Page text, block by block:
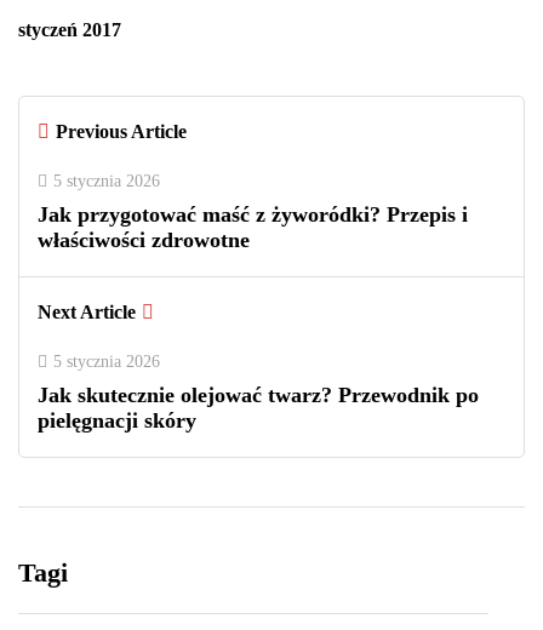
styczeń 2017
Previous Article
5 stycznia 2026
Jak przygotować maść z żyworódki? Przepis i
właściwości zdrowotne
Next Article
5 stycznia 2026
Jak skutecznie olejować twarz? Przewodnik po
pielęgnacji skóry
Tagi